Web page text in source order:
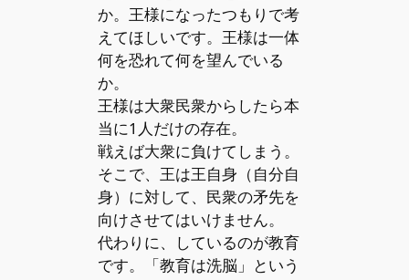
か。王様になったつもりで考
えてほしいです。王様は一体
何を恐れて何を望んでいる
か。
王様は大衆民衆からしたら本
当に1人だけの存在。
戦えば大衆に負けてしまう。
そこで、王は王自身（自分自
身）に対して、民衆の矛先を
向けさせてはいけません。
代わりに、しているのが教育
です。「教育は洗脳」という